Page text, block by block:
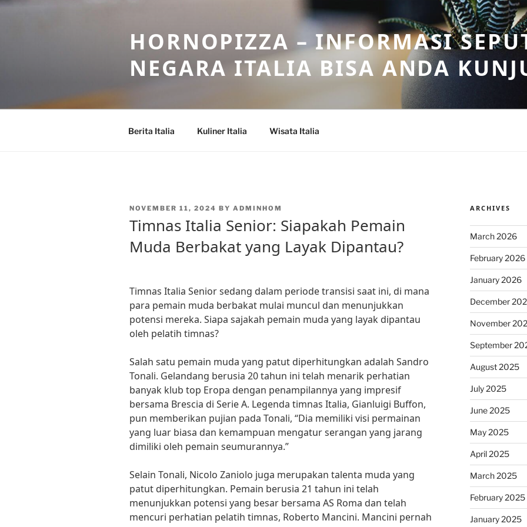
Skip
HORNOPIZZA – INFORMASI
NEGARA ITALIA BISA ANDA
Berita Italia Kuliner Italia Wisata Italia
POSTED
NOVEMBER 11, 2024 BY ADMINHOM
Timnas Italia Senior: Siapakah Pemain
Muda Berbakat yang Layak Dipantau?
Timnas Italia Senior sedang dalam periode transisi saat ini, di mana
para pemain muda berbakat mulai muncul dan menunjukkan
potensi mereka. Siapa sajakah pemain muda yang layak dipantau
oleh pelatih timnas?
Salah satu pemain muda yang patut diperhitungkan adalah Sandro
Tonali. Gelandang berusia 20 tahun ini telah menarik perhatian
banyak klub top Eropa dengan penampilannya yang impresif
bersama Brescia di Serie A. Legenda timnas Italia, Gianluigi Buffon,
pun memberikan pujian pada Tonali, “Dia memiliki visi permainan
yang luar biasa dan kemampuan mengatur serangan yang jarang
dimiliki oleh pemain seumurannya.”
Selain Tonali, Nicolo Zaniolo juga merupakan talenta muda yang
patut diperhitungkan. Pemain berusia 21 tahun ini telah
menunjukkan potensi yang besar bersama AS Roma dan telah
mencuri perhatian pelatih timnas, Roberto Mancini. Mancini pernah
ARCHIVES
March 2026
February 2026
January 2026
December
November
September
August 2025
July 2025
June 2025
May 2025
April 2025
March 2025
February 2025
January 2025